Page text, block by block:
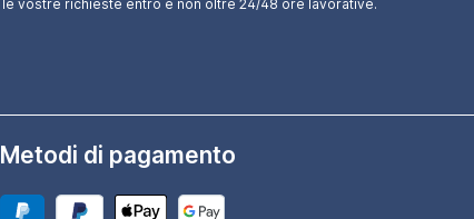
le vostre richieste entro e non oltre 24/48 ore lavorative.
Metodi di pagamento